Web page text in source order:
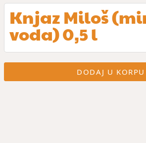
Knjaz Miloš
voda) 0,5 l
DODAJ U KORPU